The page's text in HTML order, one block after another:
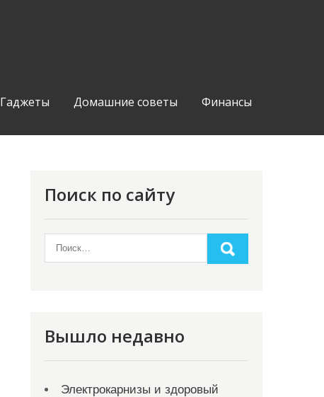
Гаджеты Домашние советы Финансы
Поиск по сайту
Вышло недавно
Электрокарнизы и здоровый